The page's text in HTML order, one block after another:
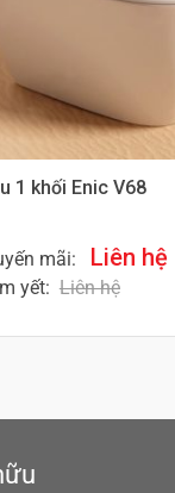
1 khối Enic V68
mãi: Liên hệ
yết: Liên hệ